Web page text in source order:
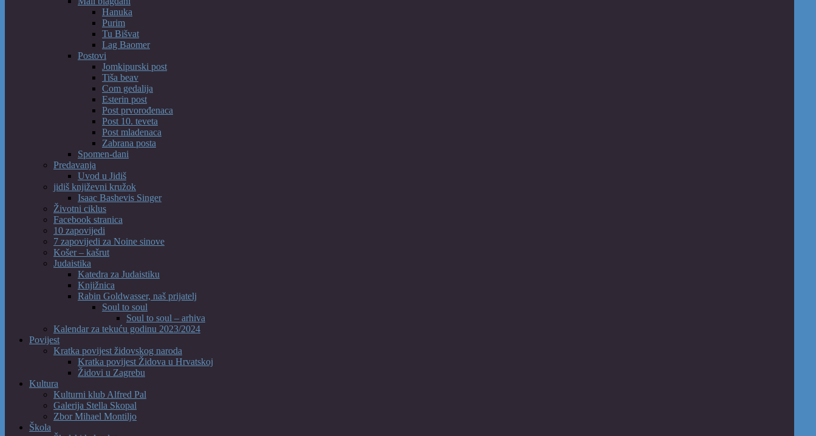
Hanuka
Purim
Tu Bišvat
Lag Baomer
Postovi
Jomkipurski post
Tiša beav
Com gedalija
Esterin post
Post prvorođenaca
Post 10. teveta
Post mladenaca
Zabrana posta
Spomen-dani
Predavanja
Uvod u Jidiš
jidiš književni kružok
Isaac Bashevis Singer
Životni ciklus
Facebook stranica
10 zapovijedi
7 zapovijedi za Noine sinove
Košer – kašrut
Judaistika
Katedra za Judaistiku
Knjižnica
Rabin Goldwasser, naš prijatelj
Soul to soul
Soul to soul – arhiva
Kalendar za tekuću godinu 2023/2024
Povijest
Kratka povijest židovskog naroda
Kratka povijest Židova u Hrvatskoj
Židovi u Zagrebu
Kultura
Kulturni klub Alfred Pal
Galerija Stella Skopal
Zbor Mihael Montiljo
Škola